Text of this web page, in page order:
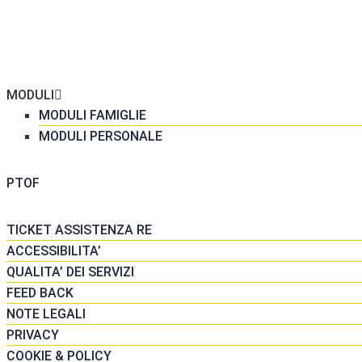
MODULI
MODULI FAMIGLIE
MODULI PERSONALE
PTOF
TICKET ASSISTENZA RE
ACCESSIBILITA’
QUALITA’ DEI SERVIZI
FEED BACK
NOTE LEGALI
PRIVACY
COOKIE & POLICY